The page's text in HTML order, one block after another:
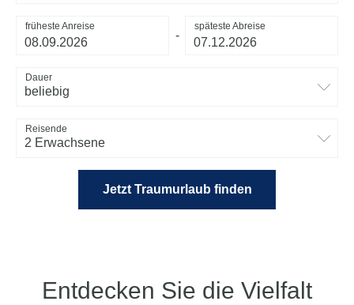
früheste Anreise
-
späteste Abreise
Dauer
beliebig
Reisende
2 Erwachsene
Jetzt Traumurlaub finden
Entdecken Sie die Vielfalt